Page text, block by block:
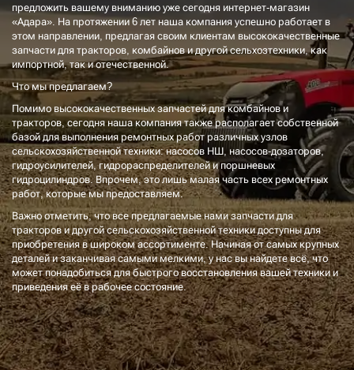
предложить вашему вниманию уже сегодня интернет-магазин
«Адара». На протяжении 6 лет наша компания успешно работает в
этом направлении, предлагая своим клиентам высококачественные
запчасти для тракторов, комбайнов и другой сельхозтехники, как
импортной, так и отечественной.
Что мы предлагаем?
Помимо высококачественных запчастей для комбайнов и
тракторов, сегодня наша компания также располагает собственной
базой для выполнения ремонтных работ различных узлов
сельскохозяйственной техники: насосов НШ, насосов-дозаторов,
гидроусилителей, гидрораспределителей и поршневых
гидроцилиндров. Впрочем, это лишь малая часть всех ремонтных
работ, которые мы предоставляем.
Важно отметить, что все предлагаемые нами запчасти для
тракторов и другой сельскохозяйственной техники доступны для
приобретения в широком ассортименте. Начиная от самых крупных
деталей и заканчивая самыми мелкими, у нас вы найдете всё, что
может понадобиться для быстрого восстановления вашей техники и
приведения её в рабочее состояние.